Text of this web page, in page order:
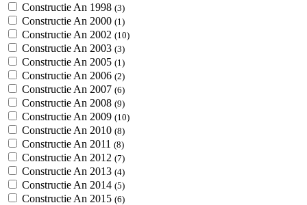
Constructie An 1998 (3)
Constructie An 2000 (1)
Constructie An 2002 (10)
Constructie An 2003 (3)
Constructie An 2005 (1)
Constructie An 2006 (2)
Constructie An 2007 (6)
Constructie An 2008 (9)
Constructie An 2009 (10)
Constructie An 2010 (8)
Constructie An 2011 (8)
Constructie An 2012 (7)
Constructie An 2013 (4)
Constructie An 2014 (5)
Constructie An 2015 (6)